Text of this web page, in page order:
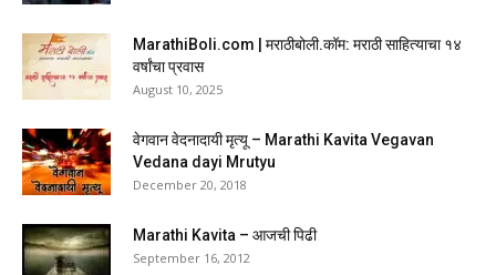
MarathiBoli.com | मराठीबोली.कॉम: मराठी साहित्याचा १४
वर्षांचा प्रवास
August 10, 2025
वेगवान वेदनादायी मृत्यू – Marathi Kavita Vegavan
Vedana dayi Mrutyu
December 20, 2018
Marathi Kavita – आजची पिढी
September 16, 2012